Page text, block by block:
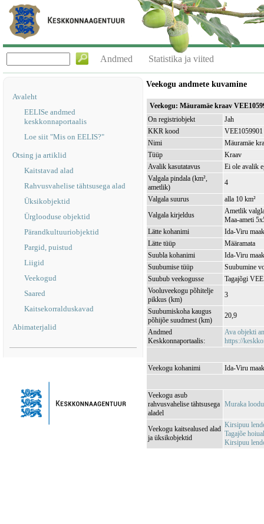
Andmed Statistika ja viited
Avaleht
EELISe andmed
keskkonnaportaalis
Loe siit "Mis on EELIS?"
Otsing ja artiklid
Kaitstavad alad
Rahvusvahelise tähtsusega alad
Üksikobjektid
Ürglooduse objektid
Pärandkultuuriobjektid
Pargid, puistud
Liigid
Veekogud
Saared
Kaitsekorralduskavad
Abimaterjalid
Veekogu andmete kuvamine
Veekogu: Mäuramäe kraav
On registriobjekt
Jah
KKR kood
VEE1059901
Nimi
Mäuramäe
Tüüp
Kraav
Avalik kasutatavus
Ei ole avalik
Valgala pindala (km²,
ametlik)
4
Valgala suurus
alla 10 km²
Valgala kirjeldus
Ametlik
Maa-ameti
Lätte kohanimi
Ida-Viru
Lätte tüüp
Määramata
Suubla kohanimi
Ida-Viru
Suubumise tüüp
Suubumine
Suubub veekogusse
Tagajõgi
Vooluveekogu põhitelje
pikkus (km)
3
Suubumiskoha kaugus
põhijõe suudmest (km)
20,9
Andmed
Keskkonnaportaalis:
Ava objekti
https://
Veekogu kohanimi Ida-Viru
Veekogu asub
rahvusvahelise tähtsusega
aladel
Muraka
Veekogu kaitsealused alad
ja üksikobjektid
Kirsipuu
Tagajõe
Kirsipuu